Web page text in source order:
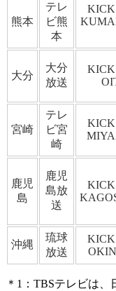
熊本
テレ
ビ熊
本
KICK
大分
大分
放送
KICK
宮崎
テレ
ビ宮
崎
KICK
鹿児
島
鹿児
島放
送
KICK
沖縄
琉球
放送
KICK
＊1：TBSテレビは